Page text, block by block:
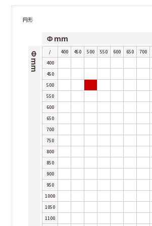
円形
Φ mm
Φ mm / 400 450 500 550 600 650 700
400
450
500
550
600
650
700
750
800
850
900
950
1000
1050
1100